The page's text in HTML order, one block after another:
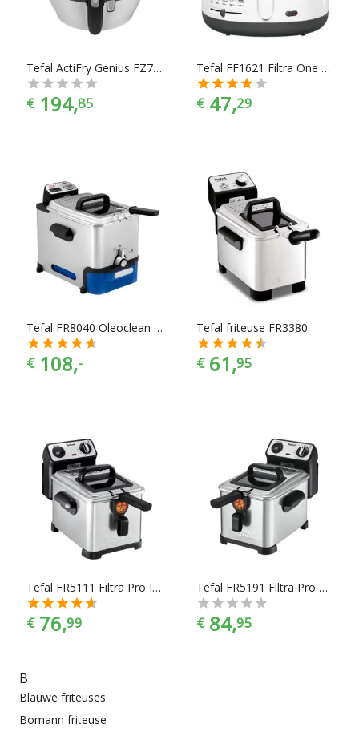
bij jouw keukeninrichting past. En met ook nog eens de juiste
merkselectie vind je makkelijk jouw favoriete merk.
Tefal ActiFry Genius FZ7600 Heteluchtfriteuse
€ 194,85
Tefal FF1621 Filtra One Friteuse
€ 47,29
Tefal FR8040 Oleoclean Pro Inox & Design Friteuse
€ 108,-
Tefal friteuse FR3380
€ 61,95
Tefal FR5111 Filtra Pro Inox & Design Friteuse
€ 76,99
Tefal FR5191 Filtra Pro Friteuse
€ 84,95
B
Blauwe friteuses
Bomann friteuse